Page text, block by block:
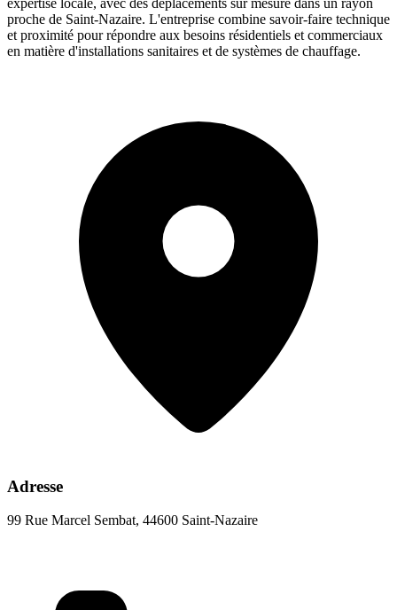
proche de Saint-Nazaire. L'entreprise combine savoir-faire technique
et proximité pour répondre aux besoins résidentiels et commerciaux
en matière d'installations sanitaires et de systèmes de chauffage.
Adresse
99 Rue Marcel Sembat, 44600 Saint-Nazaire